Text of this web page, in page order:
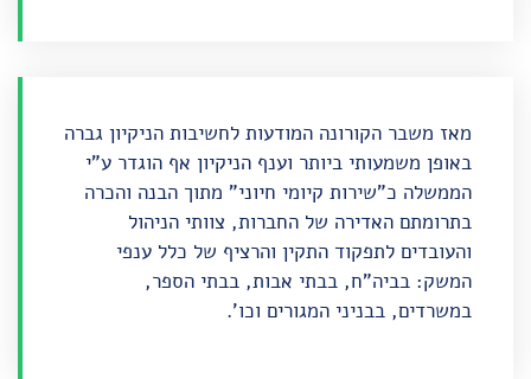
מאז משבר הקורונה המודעות לחשיבות הניקיון גברה
באופן משמעותי ביותר וענף הניקיון אף הוגדר ע"י
הממשלה כ"שירות קיומי חיוני" מתוך הבנה והכרה
בתרומתם האדירה של החברות, צוותי הניהול
והעובדים לתפקוד התקין והרציף של כלל ענפי
המשק: בביה"ח, בבתי אבות, בבתי הספר,
במשרדים, בבניני המגורים וכו'.